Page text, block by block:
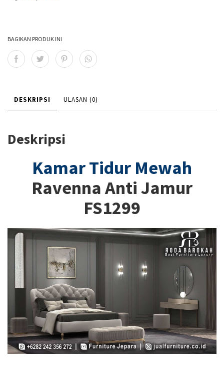
BAGIKAN PRODUK INI
DESKRIPSI ULASAN (0)
Deskripsi
Kamar Tidur Mewah
Ravenna Anti Jamur
FS1299